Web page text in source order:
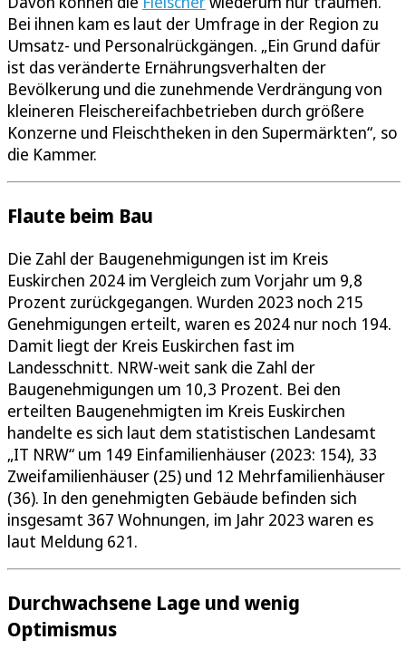
Bei ihnen kam es laut der Umfrage in der Region zu
Umsatz- und Personalrückgängen. „Ein Grund dafür
ist das veränderte Ernährungsverhalten der
Bevölkerung und die zunehmende Verdrängung von
kleineren Fleischereifachbetrieben durch größere
Konzerne und Fleischtheken in den Supermärkten“, so
die Kammer.
Flaute beim Bau
Die Zahl der Baugenehmigungen ist im Kreis
Euskirchen 2024 im Vergleich zum Vorjahr um 9,8
Prozent zurückgegangen. Wurden 2023 noch 215
Genehmigungen erteilt, waren es 2024 nur noch 194.
Damit liegt der Kreis Euskirchen fast im
Landesschnitt. NRW-weit sank die Zahl der
Baugenehmigungen um 10,3 Prozent. Bei den
erteilten Baugenehmigten im Kreis Euskirchen
handelte es sich laut dem statistischen Landesamt
„IT NRW“ um 149 Einfamilienhäuser (2023: 154), 33
Zweifamilienhäuser (25) und 12 Mehrfamilienhäuser
(36). In den genehmigten Gebäude befinden sich
insgesamt 367 Wohnungen, im Jahr 2023 waren es
laut Meldung 621.
Durchwachsene Lage und wenig
Optimismus